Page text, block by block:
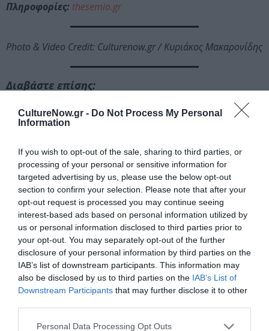
CultureNow.gr - Do Not Process My Personal
Information
If you wish to opt-out of the sale, sharing to third parties, or
processing of your personal or sensitive information for
targeted advertising by us, please use the below opt-out
section to confirm your selection. Please note that after your
opt-out request is processed you may continue seeing
interest-based ads based on personal information utilized by
us or personal information disclosed to third parties prior to
your opt-out. You may separately opt-out of the further
disclosure of your personal information by third parties on the
IAB’s list of downstream participants. This information may
also be disclosed by us to third parties on the IAB’s List of
Downstream Participants that may further disclose it to other
Personal Data Processing Opt Outs
Πληροφορίες: thesemio.gr
Photo & Video Credit: Culturenow.gr / Κυριάκος Μακαρονίδης
Διαβάστε επίσης:
Χιροσίμα Αγάπη μου, σε σκηνοθεσία Νίκου Διαμαντή στο
Θέατρο Σημείο
μάθετε πρώτοι όλες τις ειδήσεις
Δείτε όλα τατελευταία νέα για την Τέχνη και τον
Πολιτισμό στο Culturenow.gr
Νέοι Διαγωνισμοί❯
Tags
ΔΡΑΜΑ - ΚΟΙΝΩΝΙΚΟ - ΣΥΓΧΡΟΝΟ
ΘΕΑΤΡΟ ΣΗΜΕΙΟ
ΟΜΗΡΟΣ ΠΟΥΛΑΚΗΣ